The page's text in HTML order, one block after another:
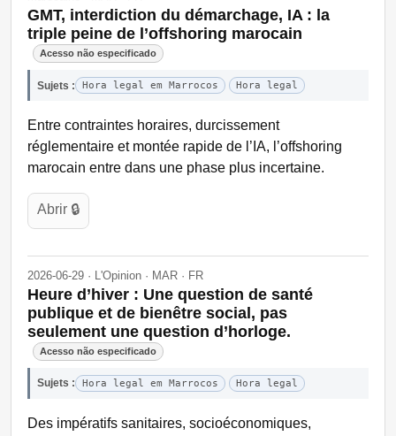
GMT, interdiction du démarchage, IA : la
triple peine de l’offshoring marocain
Acesso não especificado
Sujets : Hora legal em Marrocos Hora legal
Entre contraintes horaires, durcissement
réglementaire et montée rapide de l’IA, l’offshoring
marocain entre dans une phase plus incertaine.
Abrir 🔒
2026-06-29 · L'Opinion · MAR · FR
Heure d’hiver : Une question de santé
publique et de bienêtre social, pas
seulement une question d’horloge.
Acesso não especificado
Sujets : Hora legal em Marrocos Hora legal
Des impératifs sanitaires, socioéconomiques,